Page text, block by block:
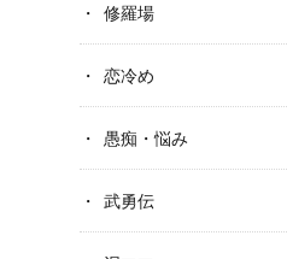
修羅場
恋冷め
愚痴・悩み
武勇伝